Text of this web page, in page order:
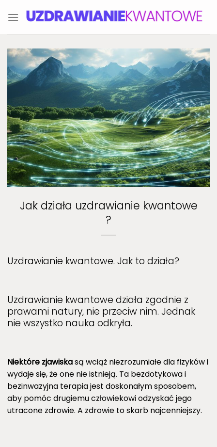
Jak działa uzdrawianie kwantowe
?
Uzdrawianie kwantowe. Jak to działa?
Uzdrawianie kwantowe działa zgodnie z
prawami natury, nie przeciw nim. Jednak
nie wszystko nauka odkryła.
Niektóre zjawiskasą wciąż niezrozumiałe dla fizyków i
wydaje się, że one nie istnieją. Ta bezdotykowa i
bezinwazyjna terapia jest doskonałym sposobem,
aby pomóc drugiemu człowiekowi odzyskać jego
utracone zdrowie. A zdrowie to skarb najcenniejszy.